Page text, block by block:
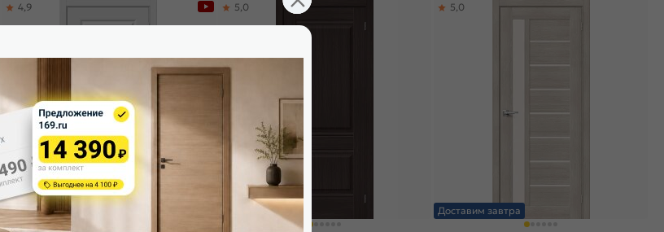
Доставим завтра
4,9
Доставим завтра
5,0
Доставим завтра
5,0